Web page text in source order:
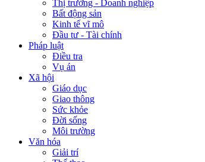
Thị trường - Doanh nghiệp
Bất động sản
Kinh tế vĩ mô
Đầu tư - Tài chính
Pháp luật
Điều tra
Vụ án
Xã hội
Giáo dục
Giao thông
Sức khỏe
Đời sống
Môi trường
Văn hóa
Giải trí